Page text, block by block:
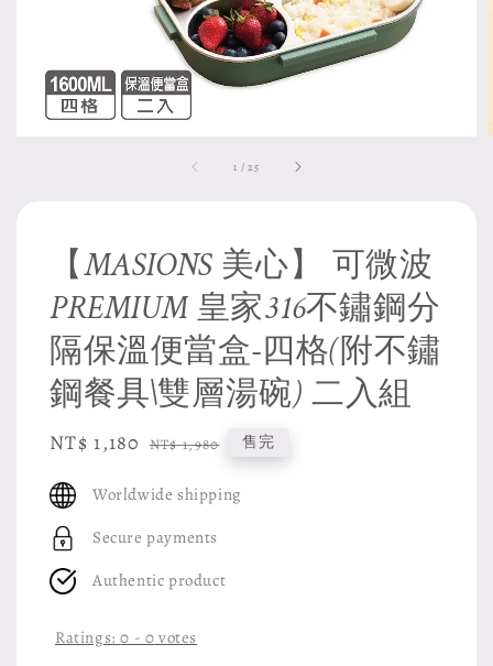
1 /25
【MASIONS 美心】 可微波
PREMIUM 皇家316不鏽鋼分
隔保溫便當盒-四格(附不鏽
鋼餐具\雙層湯碗) 二入組
Sale
NT$ 1,180 Regular
NT$ 1,980 售完
Worldwide shipping
Secure payments
Authentic product
Ratings:0 - 0 votes